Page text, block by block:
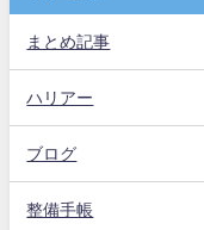
まとめ記事
ハリアー
ブログ
整備手帳